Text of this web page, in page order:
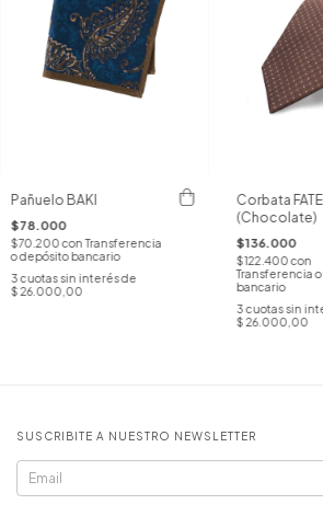
Pañuelo BAKI
$78.000
$70.200con Transferencia
o depósito bancario
3cuotas sin interés de
$ 26.000,00
Corbata FATE
(Chocolate)
$136.000
$122.400con
Transferencia
bancario
3cuotas sin
$ 26.000,00
SUSCRIBITE A NUESTRO NEWSLETTER